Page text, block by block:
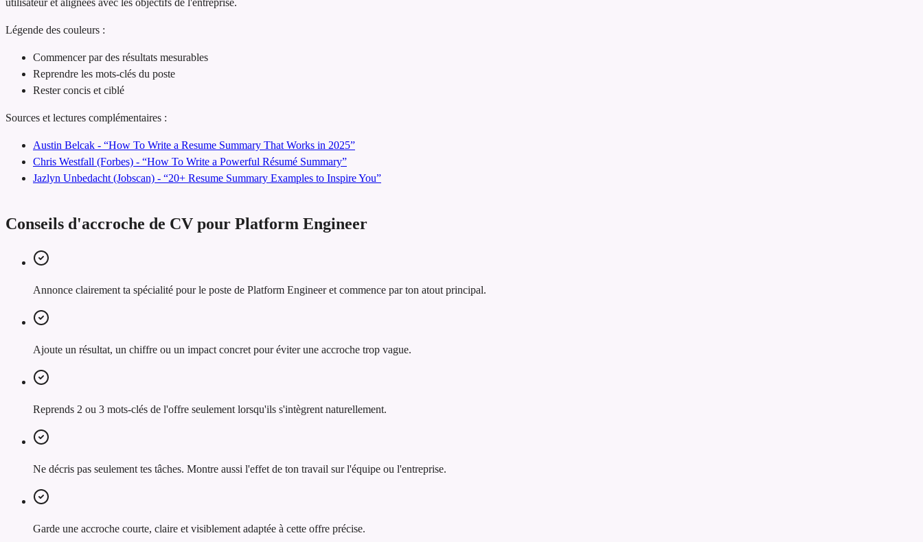
Légende des couleurs :
Commencer par des résultats mesurables
Reprendre les mots-clés du poste
Rester concis et ciblé
Sources et lectures complémentaires :
Austin Belcak - “How To Write a Resume Summary That Works in 2025”
Chris Westfall (Forbes) - “How To Write a Powerful Résumé Summary”
Jazlyn Unbedacht (Jobscan) - “20+ Resume Summary Examples to Inspire You”
Conseils d'accroche de CV pour Platform Engineer
Annonce clairement ta spécialité pour le poste de Platform Engineer et commence par ton atout principal.
Ajoute un résultat, un chiffre ou un impact concret pour éviter une accroche trop vague.
Reprends 2 ou 3 mots-clés de l'offre seulement lorsqu'ils s'intègrent naturellement.
Ne décris pas seulement tes tâches. Montre aussi l'effet de ton travail sur l'équipe ou l'entreprise.
Garde une accroche courte, claire et visiblement adaptée à cette offre précise.